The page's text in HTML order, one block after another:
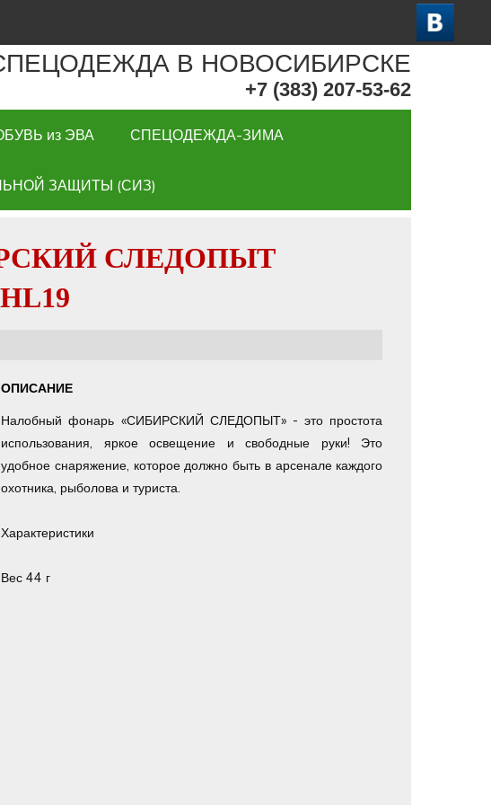
В НОВОСИБИРСКЕ
+7 (383) 207-53-62
из ЭВА СПЕЦОДЕЖДА-ЗИМА
ЗАЩИТЫ (СИЗ)
СЛЕДОПЫТ
ОПИСАНИЕ
Налобный фонарь «СИБИРСКИЙ СЛЕДОПЫТ» - это простота
использования, яркое освещение и свободные руки! Это
удобное снаряжение, которое должно быть в арсенале каждого
охотника, рыболова и туриста.
Характеристики
Вес 44 г